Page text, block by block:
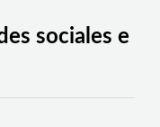
sociales e